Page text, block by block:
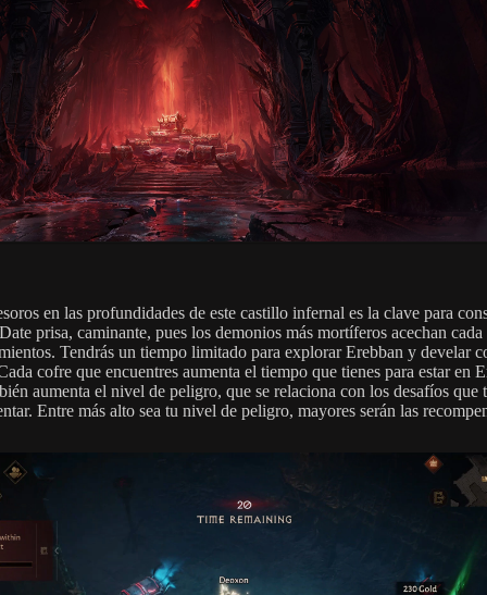
en las profundidades de este castillo infernal es la clave para
prisa, caminante, pues los demonios más mortíferos acechan cada
Tendrás un tiempo limitado para explorar Erebban y develar
cofre que encuentres aumenta el tiempo que tienes para estar en
aumenta el nivel de peligro, que se relaciona con los desafíos que
Entre más alto sea tu nivel de peligro, mayores serán las